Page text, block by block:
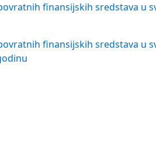
finansijskih sredstava u
finansijskih sredstava u